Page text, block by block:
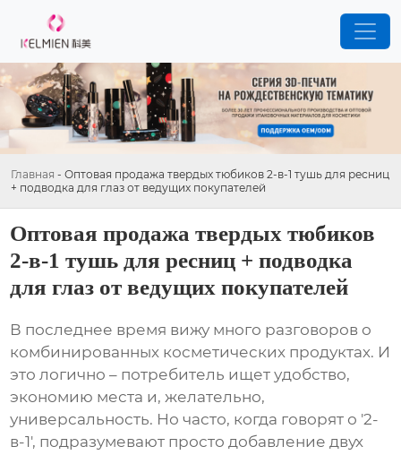
Главная - Оптовая продажа твердых тюбиков 2-в-1 тушь для ресниц
+ подводка для глаз от ведущих покупателей
Оптовая продажа твердых тюбиков
2-в-1 тушь для ресниц + подводка
для глаз от ведущих покупателей
В последнее время вижу много разговоров о
комбинированных косметических продуктах. И
это логично – потребитель ищет удобство,
экономию места и, желательно,
универсальность. Но часто, когда говорят о '2-
в-1', подразумевают просто добавление двух